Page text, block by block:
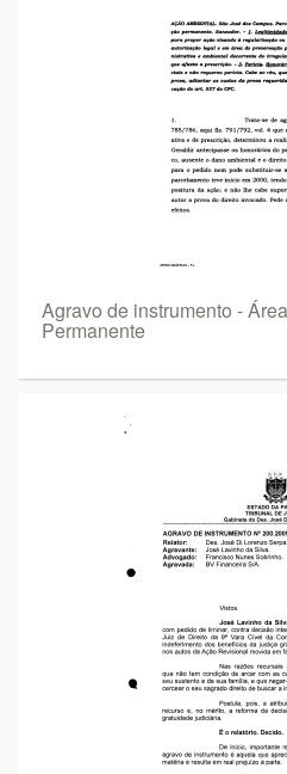
Agravo de instrumento -
Permanente